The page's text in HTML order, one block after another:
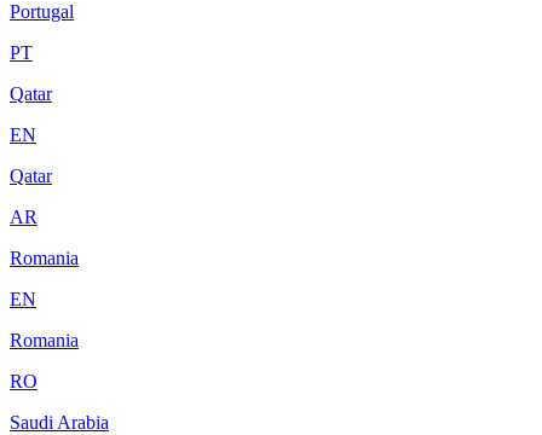
Portugal
PT
Qatar
EN
Qatar
AR
Romania
EN
Romania
RO
Saudi Arabia